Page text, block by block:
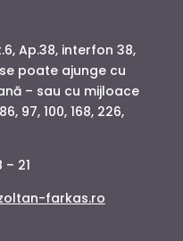
Ap.38, interfon 38,
poate ajunge cu
– sau cu mijloace
97, 100, 168, 226,
21
farkas.ro